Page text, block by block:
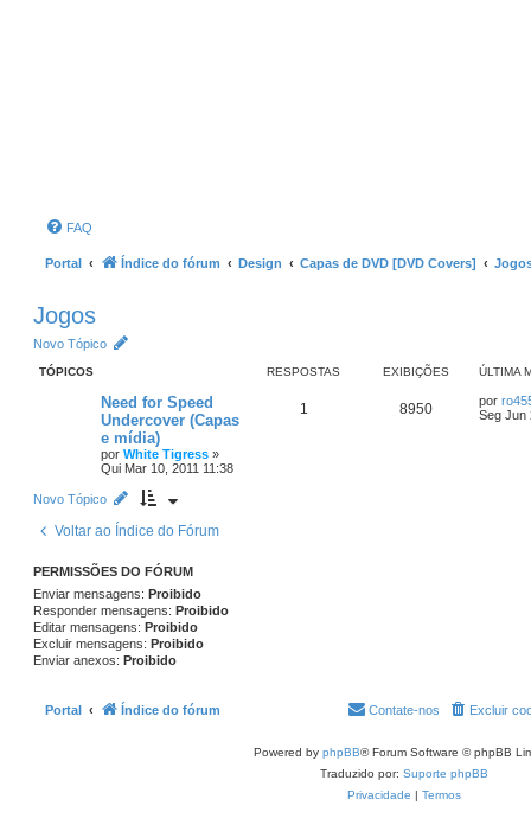
FAQ
Portal Índice do fórum Design Capas de DVD [DVD Covers]
Jogos
Novo Tópico
TÓPICOS RESPOSTAS EXIBIÇÕES ÚLTIMA
Need for Speed
Undercover (Capas
e mídia)
por White Tigress »
Qui Mar 10, 2011 11:38
1 8950 por
Seg Jun
Novo Tópico
Voltar ao Índice do Fórum
PERMISSÕES DO FÓRUM
Enviar mensagens: Proibido
Responder mensagens: Proibido
Editar mensagens: Proibido
Excluir mensagens: Proibido
Enviar anexos: Proibido
Portal Índice do fórum Excluir
Contate-nos
Powered by phpBB® Forum Software © phpBB
Traduzido por: Suporte phpBB
Privacidade | Termos